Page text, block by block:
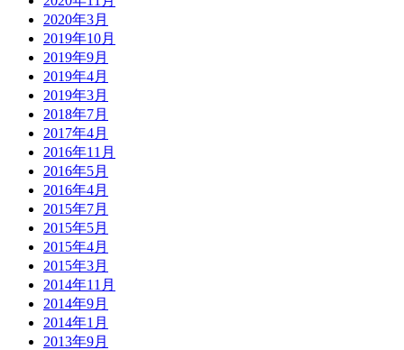
2020年3月
2019年10月
2019年9月
2019年4月
2019年3月
2018年7月
2017年4月
2016年11月
2016年5月
2016年4月
2015年7月
2015年5月
2015年4月
2015年3月
2014年11月
2014年9月
2014年1月
2013年9月